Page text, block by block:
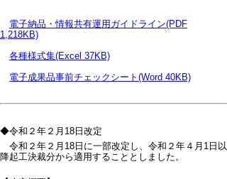
電子納品・情報共有運用ガイドライン(PDF
1,218KB)
各種様式集(Excel 37KB)
電子成果品事前チェックシート(Word 40KB)
◆令和２年２月18日改定
令和２年２月18日に一部改定し、令和２年４月1日以
降起工決裁分から適用することとしました。